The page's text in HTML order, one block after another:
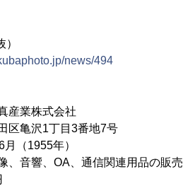
news/494
業株式会社
亀沢1丁目3番地7号
（1955年）
、音響、OA、通信関連用品の販売